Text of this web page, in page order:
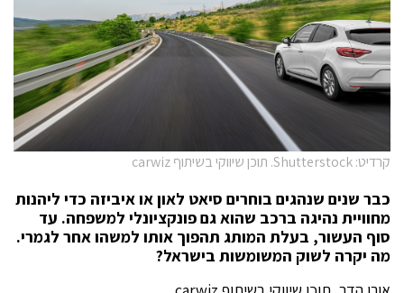
קרדיט: Shutterstock. תוכן שיווקי בשיתוף carwiz
כבר שנים שנהגים בוחרים סיאט לאון או איביזה כדי ליהנות
מחוויית נהיגה ברכב שהוא גם פונקציונלי למשפחה. עד
סוף העשור, בעלת המותג תהפוך אותו למשהו אחר לגמרי.
מה יקרה לשוק המשומשות בישראל?